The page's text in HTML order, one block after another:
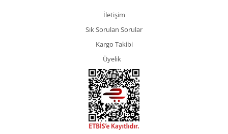
İletişim
Sık Sorulan Sorular
Kargo Takibi
Üyelik